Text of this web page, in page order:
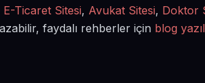
E-Ticaret Sitesi, Avukat Sitesi, Doktor
faydalı rehberler için blog